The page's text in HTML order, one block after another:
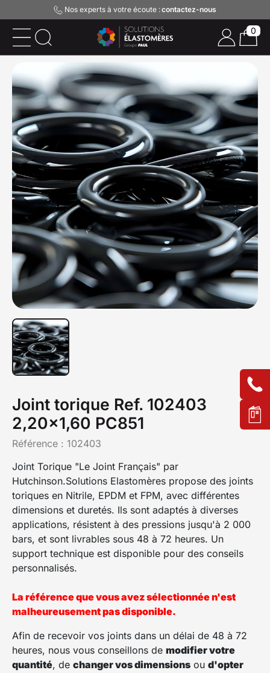
Nos experts à votre écoute :contactez-nous
Joint torique Ref. 102403
2,20x1,60 PC851
Référence : 102403
Joint Torique "Le Joint Français" par
Hutchinson.Solutions Elastomères propose des joints
toriques en Nitrile, EPDM et FPM, avec différentes
dimensions et duretés. Ils sont adaptés à diverses
applications, résistent à des pressions jusqu'à 2 000
bars, et sont livrables sous 48 à 72 heures. Un
support technique est disponible pour des conseils
personnalisés.
La référence que vous avez sélectionnée n'est
malheureusement pas disponible.
Afin de recevoir vos joints dans un délai de 48 à 72
heures, nous vous conseillons de modifier votre
quantité, de changer vos dimensions ou d'opter
0